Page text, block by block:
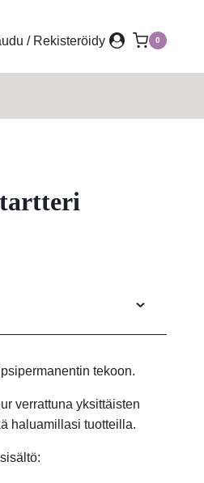
/ Rekisteröidy 0
tekoon.
verrattuna yksittäisten
haluamillasi tuotteilla.